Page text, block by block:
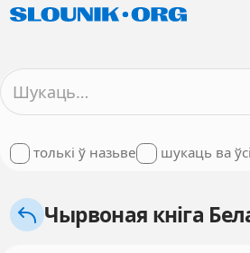
толькі ў назьве шукаць ва
Чырвоная кніга